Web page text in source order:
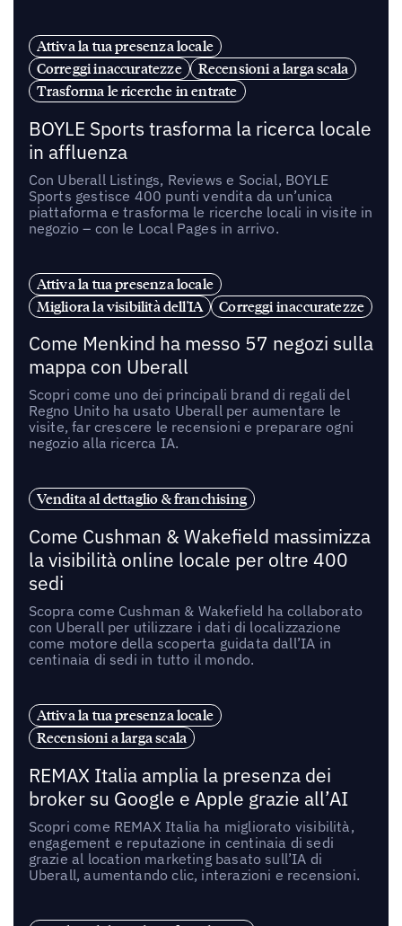
Attiva la tua presenza locale
Correggi inaccuratezze
Recensioni a larga scala
Trasforma le ricerche in entrate
BOYLE Sports trasforma la ricerca locale
in affluenza
Con Uberall Listings, Reviews e Social, BOYLE
Sports gestisce 400 punti vendita da un’unica
piattaforma e trasforma le ricerche locali in visite in
negozio – con le Local Pages in arrivo.
Attiva la tua presenza locale
Migliora la visibilità dell'IA
Correggi inaccuratezze
Come Menkind ha messo 57 negozi sulla
mappa con Uberall
Scopri come uno dei principali brand di regali del
Regno Unito ha usato Uberall per aumentare le
visite, far crescere le recensioni e preparare ogni
negozio alla ricerca IA.
Vendita al dettaglio & franchising
Come Cushman & Wakefield massimizza
la visibilità online locale per oltre 400
sedi
Scopra come Cushman & Wakefield ha collaborato
con Uberall per utilizzare i dati di localizzazione
come motore della scoperta guidata dall’IA in
centinaia di sedi in tutto il mondo.
Attiva la tua presenza locale
Recensioni a larga scala
REMAX Italia amplia la presenza dei
broker su Google e Apple grazie all’AI
Scopri come REMAX Italia ha migliorato visibilità,
engagement e reputazione in centinaia di sedi
grazie al location marketing basato sull’IA di
Uberall, aumentando clic, interazioni e recensioni.